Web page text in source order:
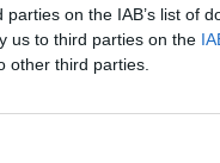
on the IAB’s list of
us to third parties on the
other third parties.
budynków
Polska wdrożyła ten
o efektywności
zarządca budynku